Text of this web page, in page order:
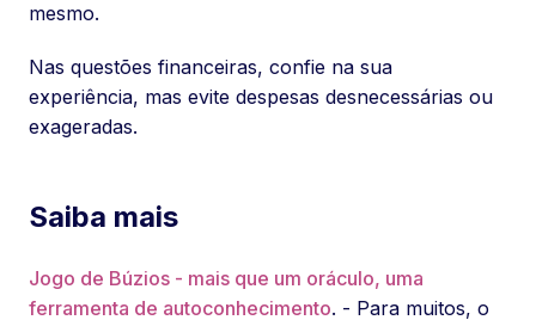
mesmo.
Nas questões financeiras, confie na sua
experiência, mas evite despesas desnecessárias ou
exageradas.
Saiba mais
Jogo de Búzios - mais que um oráculo, uma
ferramenta de autoconhecimento. - Para muitos, o